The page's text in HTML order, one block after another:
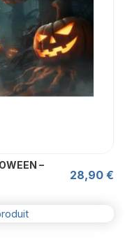
–
28,90 €